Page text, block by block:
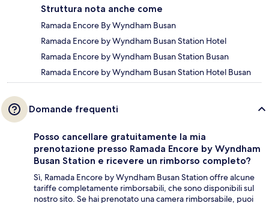
Struttura nota anche come
Ramada Encore By Wyndham Busan
Ramada Encore by Wyndham Busan Station Hotel
Ramada Encore by Wyndham Busan Station Busan
Ramada Encore by Wyndham Busan Station Hotel Busan
Domande frequenti
Posso cancellare gratuitamente la mia
prenotazione presso Ramada Encore by Wyndham
Busan Station e ricevere un rimborso completo?
Sì, Ramada Encore by Wyndham Busan Station offre alcune
tariffe completamente rimborsabili, che sono disponibili sul
nostro sito. Se hai prenotato una camera rimborsabile, puoi